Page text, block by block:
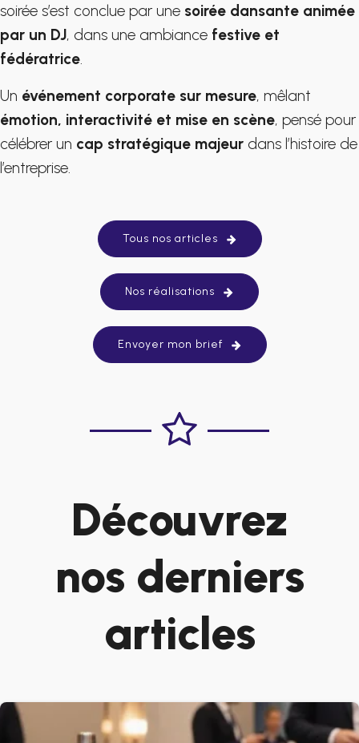
soirée s’est conclue par une soirée dansante animée
par un DJ, dans une ambiance festive et
fédératrice
Un événement corporate sur mesure, mêlant
émotion, interactivité et mise en scène, pensé pour
célébrer un cap stratégique majeur dans l’histoire de
l’entreprise.
Tous nos articles
Nos réalisations
Envoyer mon brief
Découvrez
nos derniers
articles